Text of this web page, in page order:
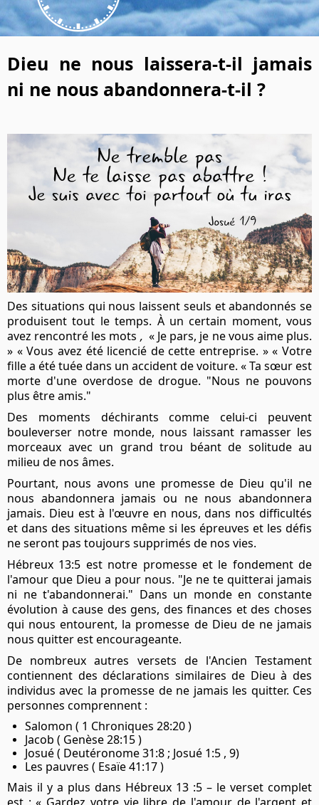
Dieu ne nous laissera-t-il jamais
ni ne nous abandonnera-t-il ?
Des situations qui nous laissent seuls et abandonnés se
produisent tout le temps. À un certain moment, vous
avez rencontré les mots , « Je pars, je ne vous aime plus.
» « Vous avez été licencié de cette entreprise. » « Votre
fille a été tuée dans un accident de voiture. « Ta sœur est
morte d'une overdose de drogue. "Nous ne pouvons
plus être amis."
Des moments déchirants comme celui-ci peuvent
bouleverser notre monde, nous laissant ramasser les
morceaux avec un grand trou béant de solitude au
milieu de nos âmes.
Pourtant, nous avons une promesse de Dieu qu'il ne
nous abandonnera jamais ou ne nous abandonnera
jamais. Dieu est à l'œuvre en nous, dans nos difficultés
et dans des situations même si les épreuves et les défis
ne seront pas toujours supprimés de nos vies.
Hébreux 13:5 est notre promesse et le fondement de
l'amour que Dieu a pour nous. "Je ne te quitterai jamais
ni ne t'abandonnerai." Dans un monde en constante
évolution à cause des gens, des finances et des choses
qui nous entourent, la promesse de Dieu de ne jamais
nous quitter est encourageante.
De nombreux autres versets de l'Ancien Testament
contiennent des déclarations similaires de Dieu à des
individus avec la promesse de ne jamais les quitter. Ces
personnes comprennent :
Salomon ( 1 Chroniques 28:20 )
Jacob ( Genèse 28:15 )
Josué ( Deutéronome 31:8 ; Josué 1:5 , 9)
Les pauvres ( Esaïe 41:17 )
Mais il y a plus dans Hébreux 13 :5 – le verset complet